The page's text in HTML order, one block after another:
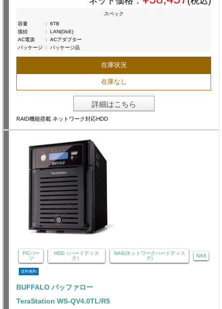
スペック
容量
:
6TB
接続
:
LAN(GbE)
AC電源
:
ACアダプター
パッケージ
: パッケージ品
在庫状況
在庫なし
詳細はこちら
RAID機能搭載 ネットワーク対応HDD
PCパー
ツ
HDD（ハードディス
ク）
NAS(ネットワークハードディス
ク)
NAS
送料無料
BUFFALO バッファロー
TeraStation WS-QV4.0TL/R5